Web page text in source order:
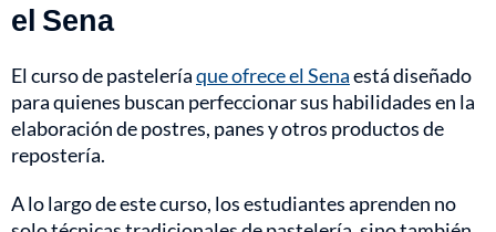
el Sena
El curso de pasteleríaque ofrece el Senaestá diseñado
para quienes buscan perfeccionar sus habilidades en la
elaboración de postres, panes y otros productos de
repostería.
A lo largo de este curso, los estudiantes aprenden no